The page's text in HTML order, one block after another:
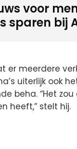
voor
sparen bij
er meerdere
uiterlijk ook
beha. “Het
heeft,” stelt hij.